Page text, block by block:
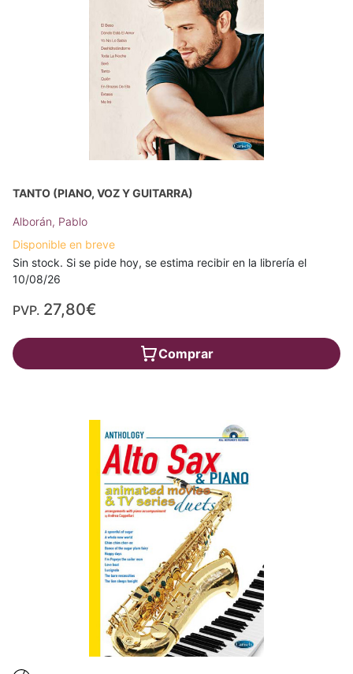
TANTO (PIANO, VOZ Y GUITARRA)
Alborán, Pablo
Disponible en breve
Sin stock. Si se pide hoy, se estima recibir en la librería el
10/08/26
PVP. 27,80€
Comprar